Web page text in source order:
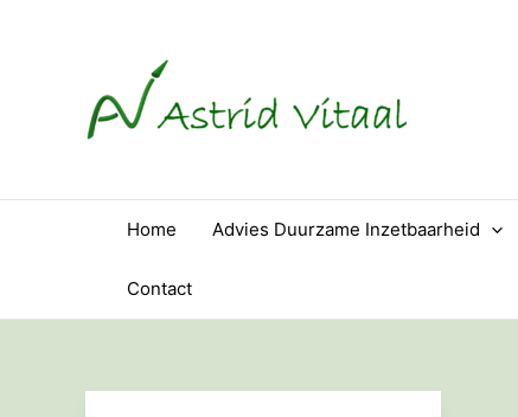
Home Advies Duurzame Inzetbaarheid
Contact